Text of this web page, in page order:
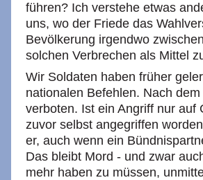
führen? Ich verstehe etwas
uns, wo der Friede das
Bevölkerung irgendwo
solchen Verbrechen als Mittel
Wir Soldaten haben früher
nationalen Befehlen. Nach
verboten. Ist ein Angriff nur auf
zuvor selbst angegriffen
er, auch wenn ein
Das bleibt Mord - und zwar
mehr haben zu müssen,